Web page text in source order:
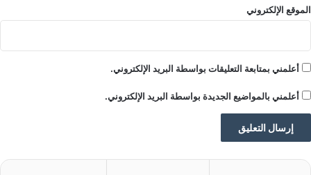
الموقع الإلكتروني
أعلمني بمتابعة التعليقات بواسطة البريد الإلكتروني.
أعلمني بالمواضيع الجديدة بواسطة البريد الإلكتروني.